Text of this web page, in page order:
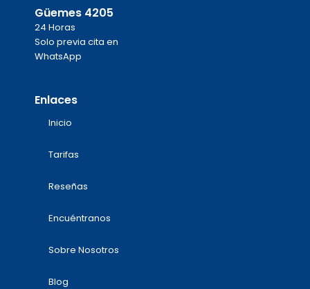
Güemes 4205
24 Horas
Solo previa cita en
WhatsApp
Enlaces
Inicio
Tarifas
Reseñas
Encuéntranos
Sobre Nosotros
Blog